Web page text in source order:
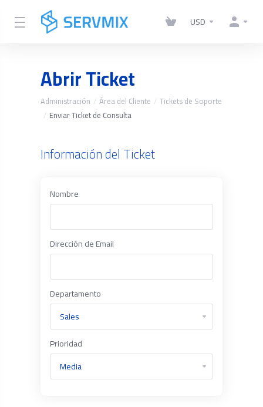
USD
Abrir Ticket
Administración Área del Cliente
Tickets de Soporte
Enviar Ticket de Consulta
Información del Ticket
Nombre
Dirección de Email
Departamento
Prioridad